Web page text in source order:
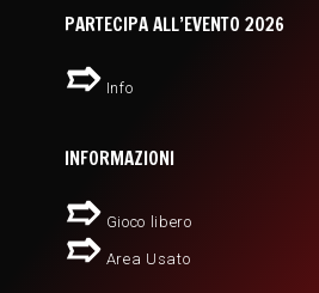
PARTECIPA ALL’EVENTO 2026
Info
INFORMAZIONI
Gioco libero
Area Usato